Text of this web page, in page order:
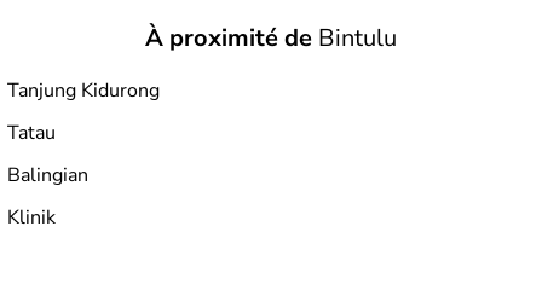
À proximité de Bintulu
Tanjung Kidurong
Tatau
Balingian
Klinik